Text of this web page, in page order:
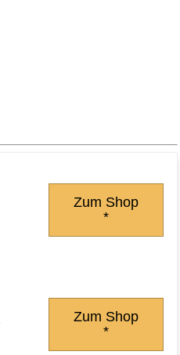
Zum Shop
*
Zum Shop
*